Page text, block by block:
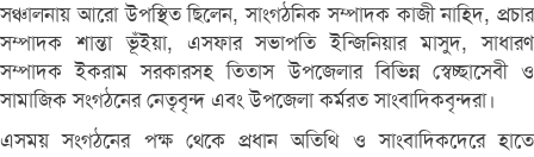
সঞ্চালনায় আরো উপস্থিত ছিলেন, সাংগঠনিক সম্পাদক কাজী নাহিদ, প্রচার
সম্পাদক শান্তা ভূঁইয়া, এসফার সভাপতি ইন্জিনিয়ার মাসুদ, সাধারণ
সম্পাদক ইকরাম সরকারসহ তিতাস উপজেলার বিভিন্ন স্বেচ্ছাসেবী ও
সামাজিক সংগঠনের নেতৃবৃন্দ এবং উপজেলা কর্মরত সাংবাদিকবৃন্দরা।
এসময় সংগঠনের পক্ষ থেকে প্রধান অতিথি ও সাংবাদিকদেরে হাতে